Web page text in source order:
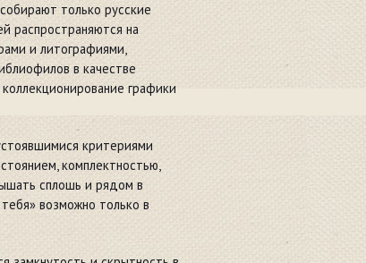
только русские
распространяются на
и литографиями,
в качестве
графики
критериями
комплектностью,
сплошь и рядом в
возможно только в